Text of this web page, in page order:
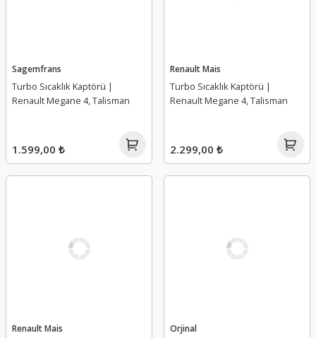
Sagemfrans
Turbo Sıcaklık Kaptörü |
Renault Megane 4, Talisman
1.599,00 ₺
Renault Mais
Turbo Sıcaklık Kaptörü |
Renault Megane 4, Talisman
2.299,00 ₺
Renault Mais Orjinal